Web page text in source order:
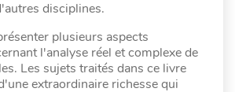
disciplines.
plusieurs aspects
l'analyse réel et complexe de
Les sujets traités dans ce livre
extraordinaire richesse qui